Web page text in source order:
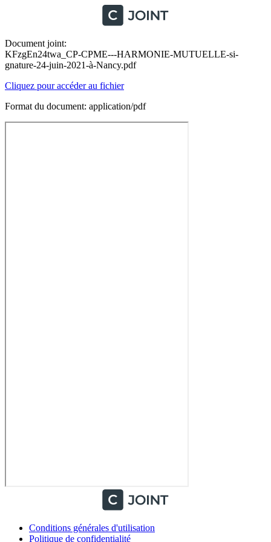
Document joint:
KFzgEn24twa_CP-CPME---HARMONIE-MUTUELLE-si-
gnature-24-juin-2021-à-Nancy.pdf
Cliquez pour accéder au fichier
Format du document: application/pdf
Conditions générales d'utilisation
Politique de confidentialité